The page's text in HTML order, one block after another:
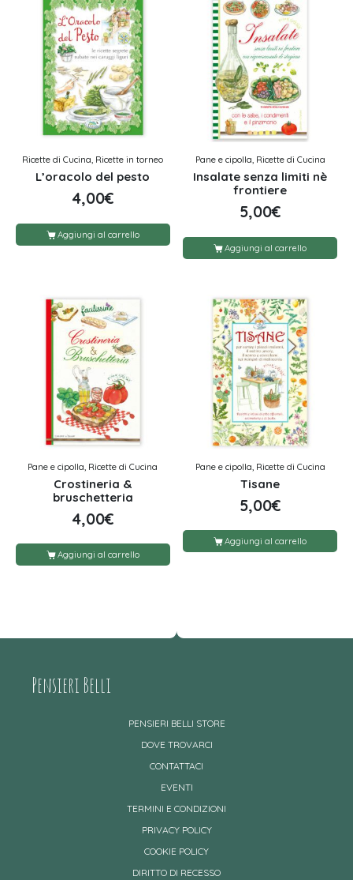
Ricette di Cucina, Ricette in torneo
L’oracolo del pesto
4,00€
Aggiungi al carrello
Pane e cipolla, Ricette di Cucina
Insalate senza limiti nè
frontiere
5,00€
Aggiungi al carrello
Pane e cipolla, Ricette di Cucina
Crostineria &
bruschetteria
4,00€
Aggiungi al carrello
Pane e cipolla, Ricette di Cucina
Tisane
5,00€
Aggiungi al carrello
Pensieri Belli
PENSIERI BELLI STORE
DOVE TROVARCI
CONTATTACI
EVENTI
TERMINI E CONDIZIONI
PRIVACY POLICY
COOKIE POLICY
DIRITTO DI RECESSO